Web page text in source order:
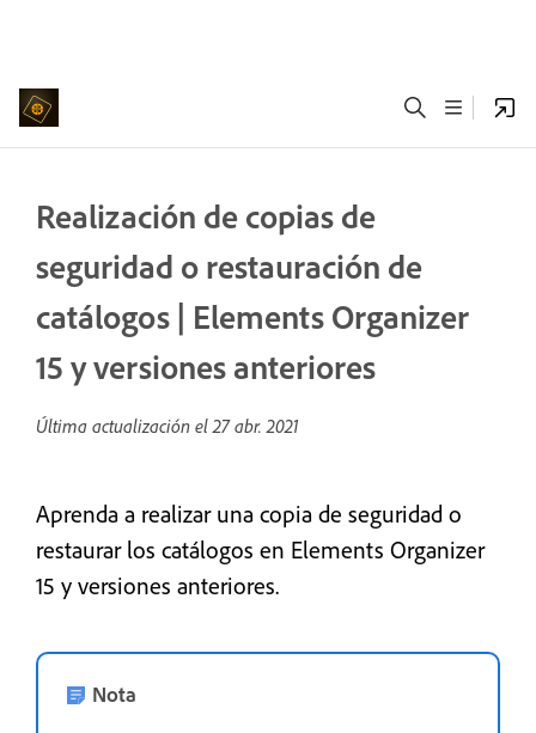
Realización de copias de
seguridad o restauración de
catálogos | Elements Organizer
15 y versiones anteriores
Última actualización el27 abr. 2021
Aprenda a realizar una copia de seguridad o
restaurar los catálogos en Elements Organizer
15 y versiones anteriores.
Nota